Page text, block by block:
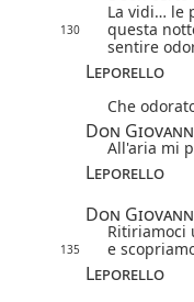
La vidi… le
130
questa
sentire
Leporello
Che
Don
All'aria mi
Leporello
Don
Ritiriamoci
135 e
Leporello